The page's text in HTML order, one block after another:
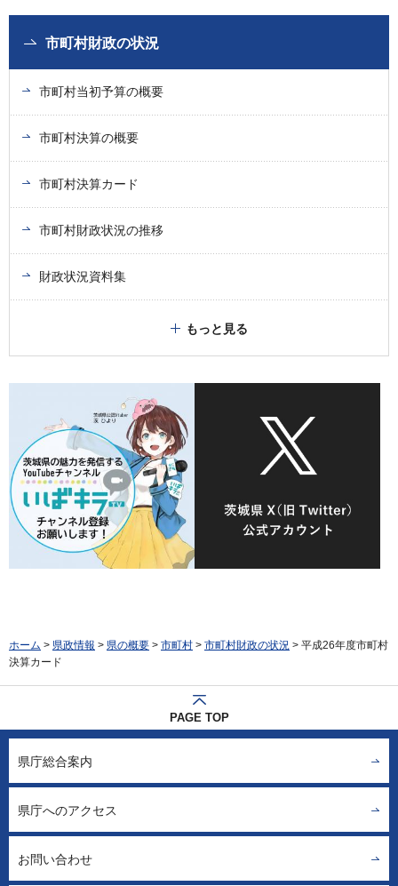
市町村財政の状況
市町村当初予算の概要
市町村決算の概要
市町村決算カード
市町村財政状況の推移
財政状況資料集
もっと見る
ホーム > 県政情報 > 県の概要 > 市町村 > 市町村財政の状況 > 平成26年度市町村
決算カード
PAGE TOP
県庁総合案内
県庁へのアクセス
お問い合わせ